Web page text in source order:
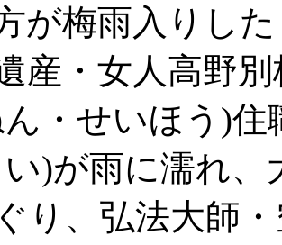
が梅雨入りし
産・女人高野
・せいほう)
)が雨に濡れ、
り、弘法大師